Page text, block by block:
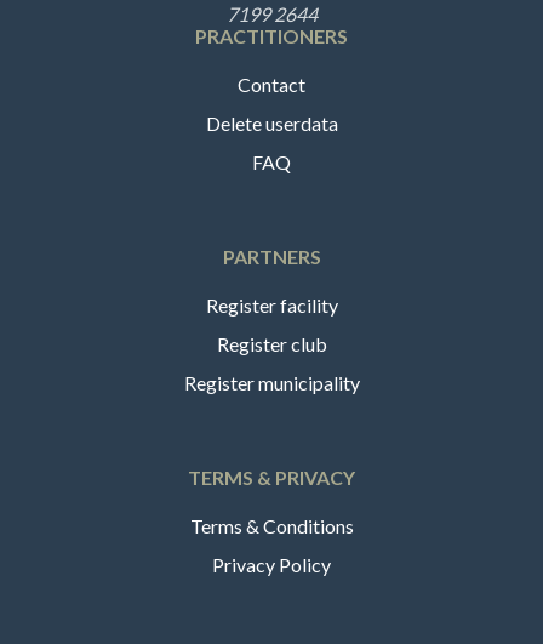
7199 2644
PRACTITIONERS
Contact
Delete userdata
FAQ
PARTNERS
Register facility
Register club
Register municipality
TERMS & PRIVACY
Terms & Conditions
Privacy Policy